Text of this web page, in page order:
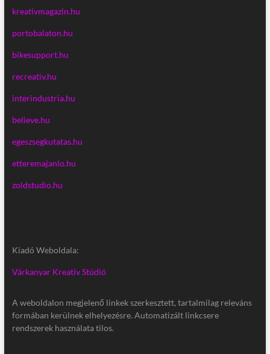
kreativmagazin.hu
portobalaton.hu
bikesupport.hu
recreativ.hu
interindustria.hu
believe.hu
egeszsegkutatas.hu
etteremajanlo.hu
zoldstudio.hu
Kiadó Weboldala:
Várkanyar Kreatív Stúdió
A weboldalon megjelenő linkek szerkesztett, tartalmilag releváns
formában kerülnek elhelyezésre. Automatizált linkcsere
rendszerek használata tilos.